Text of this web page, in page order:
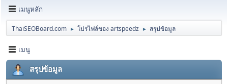
เมนูหลัก
ThaiSEOBoard.com ► โปรไฟล์ของ artspeedz ► สรุปข้อมูล
เมนู
สรุปข้อมูล